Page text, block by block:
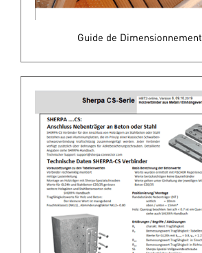
Guide de Dimensionnement